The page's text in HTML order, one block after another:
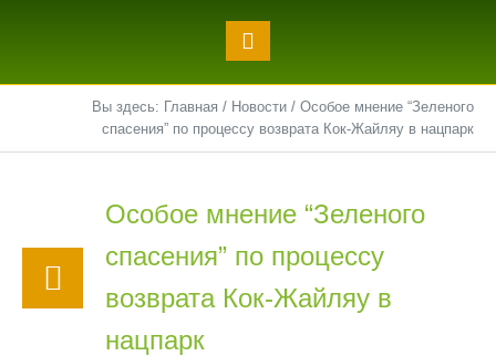
Вы здесь: Главная / Новости / Особое мнение “Зеленого
спасения” по процессу возврата Кок-Жайляу в нацпарк
Особое мнение “Зеленого
спасения” по процессу
возврата Кок-Жайляу в
нацпарк